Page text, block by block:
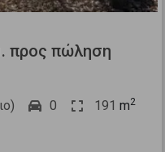
προς πώληση
0 191 m2